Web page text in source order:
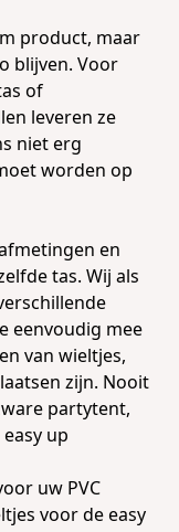
product, maar
blijven. Voor
of
leveren ze
niet erg
worden op
en
tas. Wij als
eenvoudig mee
van wieltjes,
zijn. Nooit
partytent,
up
uw PVC
voor de easy